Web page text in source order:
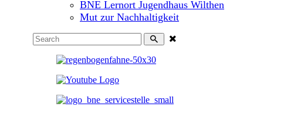
BNE Lernort Jugendhaus Wilthen
Mut zur Nachhaltigkeit